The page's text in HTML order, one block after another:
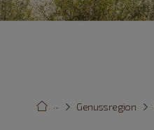
Genussregion
···